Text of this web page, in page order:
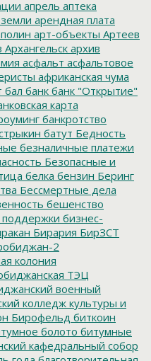
апрель аптека
арендная плата
арт-объекты Артеев
Архангельск архив
асфальт асфальтовое
африканская чума
бал банк банк "Открытие"
карта
банкротство
батут Бедность
безналичные платежи
Безопасные и
белка бензин Беринг
Бессмертные дела
бешенство
поддержки бизнес-
Бирария БирЗСТ
2
колония
ТЭЦ
военный
колледж культуры и
Бирофельд биткоин
болото битумные
кафедральный собор